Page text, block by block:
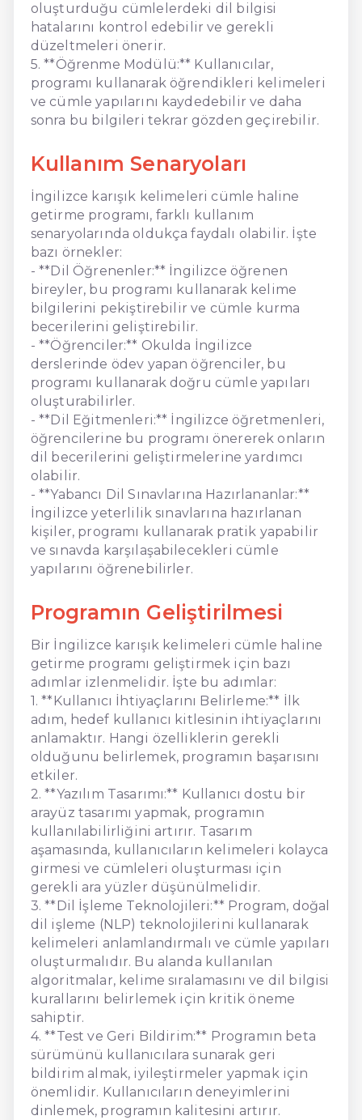
oluşturduğu cümlelerdeki dil bilgisi
hatalarını kontrol edebilir ve gerekli
düzeltmeleri önerir.
5. **Öğrenme Modülü:** Kullanıcılar,
programı kullanarak öğrendikleri kelimeleri
ve cümle yapılarını kaydedebilir ve daha
sonra bu bilgileri tekrar gözden geçirebilir.
Kullanım Senaryoları
İngilizce karışık kelimeleri cümle haline
getirme programı, farklı kullanım
senaryolarında oldukça faydalı olabilir. İşte
bazı örnekler:
- **Dil Öğrenenler:** İngilizce öğrenen
bireyler, bu programı kullanarak kelime
bilgilerini pekiştirebilir ve cümle kurma
becerilerini geliştirebilir.
- **Öğrenciler:** Okulda İngilizce
derslerinde ödev yapan öğrenciler, bu
programı kullanarak doğru cümle yapıları
oluşturabilirler.
- **Dil Eğitmenleri:** İngilizce öğretmenleri,
öğrencilerine bu programı önererek onların
dil becerilerini geliştirmelerine yardımcı
olabilir.
- **Yabancı Dil Sınavlarına Hazırlananlar:**
İngilizce yeterlilik sınavlarına hazırlanan
kişiler, programı kullanarak pratik yapabilir
ve sınavda karşılaşabilecekleri cümle
yapılarını öğrenebilirler.
Programın Geliştirilmesi
Bir İngilizce karışık kelimeleri cümle haline
getirme programı geliştirmek için bazı
adımlar izlenmelidir. İşte bu adımlar:
1. **Kullanıcı İhtiyaçlarını Belirleme:** İlk
adım, hedef kullanıcı kitlesinin ihtiyaçlarını
anlamaktır. Hangi özelliklerin gerekli
olduğunu belirlemek, programın başarısını
etkiler.
2. **Yazılım Tasarımı:** Kullanıcı dostu bir
arayüz tasarımı yapmak, programın
kullanılabilirliğini artırır. Tasarım
aşamasında, kullanıcıların kelimeleri kolayca
girmesi ve cümleleri oluşturması için
gerekli ara yüzler düşünülmelidir.
3. **Dil İşleme Teknolojileri:** Program, doğal
dil işleme (NLP) teknolojilerini kullanarak
kelimeleri anlamlandırmalı ve cümle yapıları
oluşturmalıdır. Bu alanda kullanılan
algoritmalar, kelime sıralamasını ve dil bilgisi
kurallarını belirlemek için kritik öneme
sahiptir.
4. **Test ve Geri Bildirim:** Programın beta
sürümünü kullanıcılara sunarak geri
bildirim almak, iyileştirmeler yapmak için
önemlidir. Kullanıcıların deneyimlerini
dinlemek, programın kalitesini artırır.